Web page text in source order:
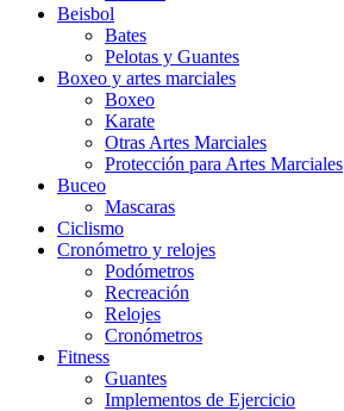
Beisbol
Bates
Pelotas y Guantes
Boxeo y artes marciales
Boxeo
Karate
Otras Artes Marciales
Protección para Artes Marciales
Buceo
Mascaras
Ciclismo
Cronómetro y relojes
Podómetros
Recreación
Relojes
Cronómetros
Fitness
Guantes
Implementos de Ejercicio